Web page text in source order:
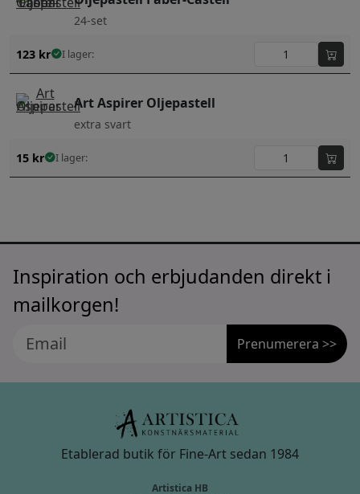
24-set
123 kr I lager:
Art Aspirer Oljepastell
extra svart
15 kr I lager:
Inspiration och erbjudanden direkt i
mailkorgen!
Prenumerera >>
Etablerad butik för Fine-Art sedan 1984
Artistica HB